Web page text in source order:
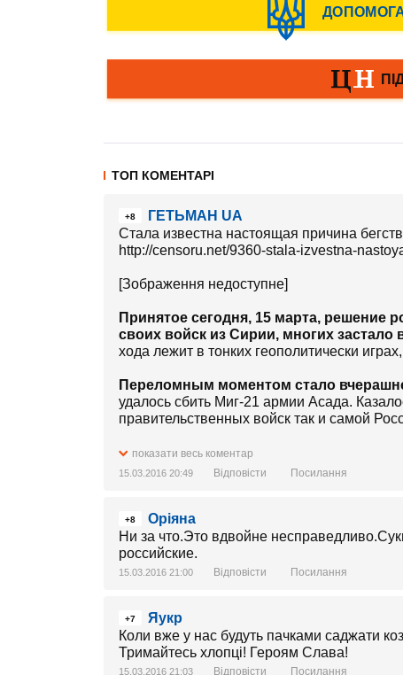
ТОП КОМЕНТАРІ
+8
ГЕТЬМАН UA
Стала известна настоящая причина
http://censoru.net/9360-stala-izvestna-
[Зображення недоступне]
Принятое сегодня, 15 марта, решение
своих войск из Сирии, многих застало
хода лежит в тонких геополитически
Переломным моментом стало
удалось сбить Миг-21 армии Асада.
правительственных войск так и самой
Но вся загвоздка не в том, что
сделали.
современный самолет при помощи
Однако, вчера повстанцы впервые
(ПЗРК) и успешно уничтожили МиГ-21,
После появления у бойцов
задачи при участии авиации стало
мнение выразил и военный журналист
показати весь коментар
15.03.2016 20:49 Відповісти Посилання
+8
Оріяна
Ни за что.Это вдвойне
российские.
15.03.2016 21:00 Відповісти Посилання
+7
Яукр
Коли вже у нас будуть пачками саджати
Тримайтесь хлопці! Героям Слава!
15.03.2016 21:03 Відповісти Посилання